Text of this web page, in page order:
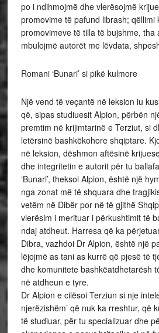
po i ndihmojmë dhe vlerësojmë
promovime të pafund librash; qëllimi
promovimeve të tilla të bujshme, tha
mbulojmë autorët me lëvdata,
Romani ‘Bunari’ si pikë kulmore
Një vend të veçantë në leksion iu
që, sipas studiuesit Alpion, përbën
premtim në krijimtarinë e Terziut, si
letërsinë bashkëkohore shqiptare.
në leksion, dëshmon aftësinë
dhe integritetin e autorit për tu
‘Bunari’, theksoi Alpion, është një
nga zonat më të shquara dhe
vetëm në Dibër por në të gjithë
vlerësim i merituar i përkushtimit të
ndaj atdheut. Harresa që ka
Dibra, vazhdoi Dr Alpion, është një
lëjojmë as tani as kurrë që pjesë të
dhe komunitete bashkëatdhetarësh
në atdheun e tyre.
Dr Alpion e cilësoi Terziun si nje
njerëzishëm’ që nuk ka rreshtur, që
të studiuar, për tu specializuar dhe